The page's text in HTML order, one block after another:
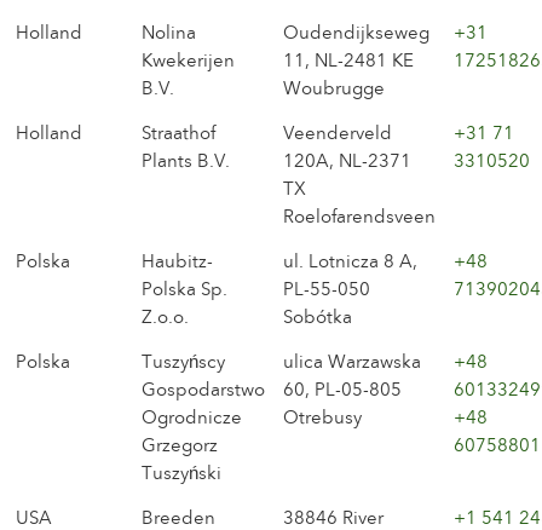
Holland
Nolina
Kwekerijen
B.V.
Oudendijkseweg
11, NL-2481 KE
Woubrugge
+31
Holland
Straathof
Plants B.V.
Veenderveld
120A, NL-2371
TX
Roelofarendsveen
+31 71
3310520
Polska
Haubitz-
Polska Sp.
Z.o.o.
ul. Lotnicza 8 A,
PL-55-050
Sobótka
+48
Polska
Tuszyńscy
Gospodarstwo
Ogrodnicze
Grzegorz
Tuszyński
ulica Warzawska
60, PL-05-805
Otrebusy
+48
+48
USA
Breeden
38846 River
+1 541